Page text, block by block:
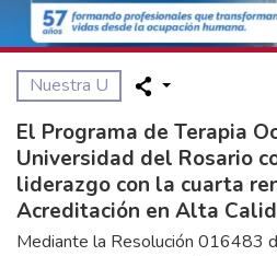
Nuestra U
El Programa de Terapia
Universidad del Rosario
liderazgo con la cuarta
Acreditación en Alta
Mediante la Resolución 016483